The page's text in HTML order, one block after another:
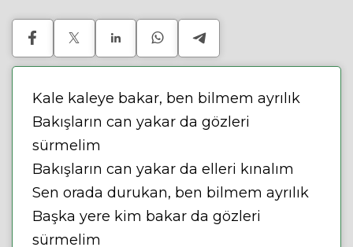
Kale kaleye bakar, ben bilmem ayrılık
Bakışların can yakar da gözleri
sürmelim
Bakışların can yakar da elleri kınalım
Sen orada durukan, ben bilmem ayrılık
Başka yere kim bakar da gözleri
sürmelim